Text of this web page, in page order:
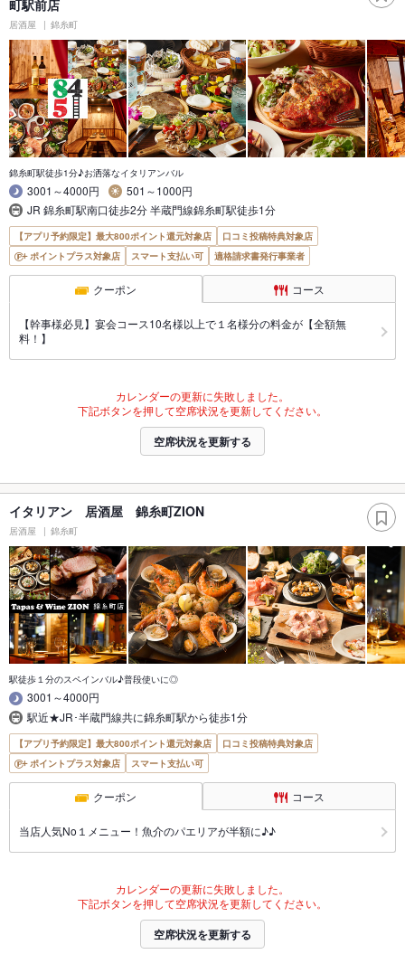
町駅前店
居酒屋 錦糸町
錦糸町駅徒歩1分♪お洒落なイタリアンバル
3001～4000円
501～1000円
JR 錦糸町駅南口徒歩2分 半蔵門線錦糸町駅徒歩1分
【アプリ予約限定】最大800ポイント還元対象店
口コミ投稿特典対象店
ポイントプラス対象店
スマート支払い可 適格請求書発行事業者
クーポン コース
【幹事様必見】宴会コース10名様以上で１名様分の料金が【全額無
料！】
カレンダーの更新に失敗しました。
下記ボタンを押して空席状況を更新してください。
空席状況を更新する
イタリアン 居酒屋 錦糸町ZION
居酒屋 錦糸町
駅徒歩１分のスペインバル♪普段使いに◎
3001～4000円
駅近★JR･半蔵門線共に錦糸町駅から徒歩1分
【アプリ予約限定】最大800ポイント還元対象店
口コミ投稿特典対象店
ポイントプラス対象店
スマート支払い可
クーポン コース
当店人気No１メニュー！魚介のパエリアが半額に♪♪
カレンダーの更新に失敗しました。
下記ボタンを押して空席状況を更新してください。
空席状況を更新する